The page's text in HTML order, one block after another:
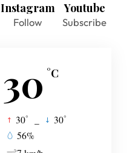
Instagram
Follow
Youtube
Subscribe
30 °C
30° 30°
56%